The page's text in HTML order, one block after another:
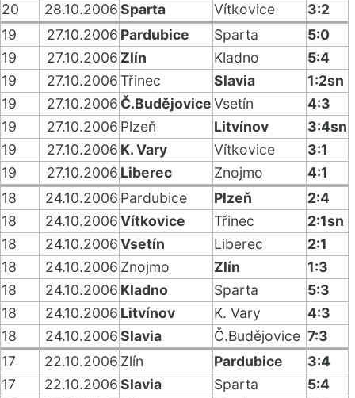
20
28.10.2006Sparta Vítkovice
3:2
19
27.10.2006 Pardubice Sparta
5:0
19
27.10.2006 Zlín Kladno
5:4
19
27.10.2006Třinec Slavia
1:2sn
19
27.10.2006 Č.BudějoviceVsetín
4:3
19
27.10.2006 Plzeň Litvínov
3:4sn
19
27.10.2006 K. Vary Vítkovice
3:1
19
27.10.2006 Liberec Znojmo
4:1
18
24.10.2006 Pardubice Plzeň
2:4
18
24.10.2006Vítkovice Třinec
2:1sn
18
24.10.2006Vsetín Liberec
2:1
18
24.10.2006 Znojmo Zlín
1:3
18
24.10.2006 Kladno Sparta
5:3
18
24.10.2006 Litvínov K. Vary
4:3
18
24.10.2006Slavia Č.Budějovice 7:3
17
22.10.2006 Zlín Pardubice
3:4
17
22.10.2006Slavia Sparta
5:4